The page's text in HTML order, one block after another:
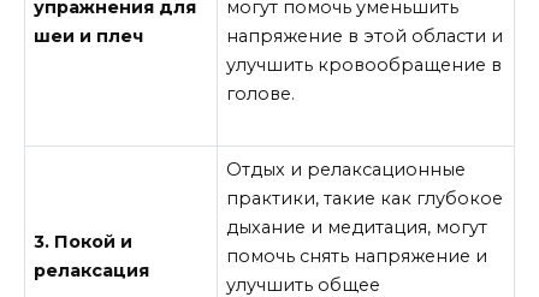
упражнения для
шеи и плеч
могут помочь уменьшить
напряжение в этой области и
улучшить кровообращение в
голове.
3. Покой и
релаксация
Отдых и релаксационные
практики, такие как глубокое
дыхание и медитация, могут
помочь снять напряжение и
улучшить общее